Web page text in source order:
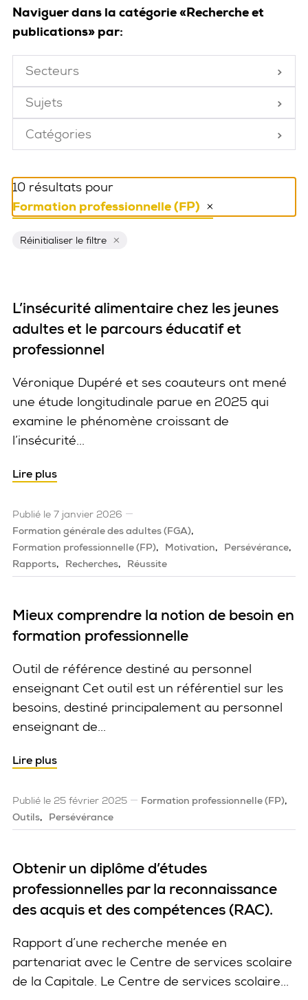
Naviguer dans la catégorie «Recherche et
publications» par:
Secteurs
Fermé
Sujets
Fermé
Catégories
Fermé
10 résultats pour
Formation professionnelle (FP)
Réinitialiser ce filtre
Réinitialiser le filtre
L’insécurité alimentaire chez les jeunes
adultes et le parcours éducatif et
professionnel
Véronique Dupéré et ses coauteurs ont mené
une étude longitudinale parue en 2025 qui
examine le phénomène croissant de
l’insécurité...
Lire plus
Publié le 7 janvier 2026
Formation générale des adultes (FGA)
Formation professionnelle (FP)
Motivation
Persévérance
Rapports
Recherches Réussite
Mieux comprendre la notion de besoin en
formation professionnelle
Outil de référence destiné au personnel
enseignant Cet outil est un référentiel sur les
besoins, destiné principalement au personnel
enseignant de...
Lire plus
Publié le 25 février 2025
Formation professionnelle (FP)
Outils
Persévérance
Obtenir un diplôme d’études
professionnelles par la reconnaissance
des acquis et des compétences (RAC).
Rapport d’une recherche menée en
partenariat avec le Centre de services scolaire
de la Capitale. Le Centre de services scolaire...